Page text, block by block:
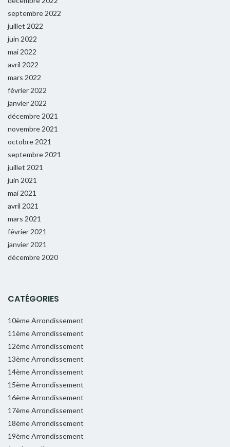
septembre 2022
juillet 2022
juin 2022
mai 2022
avril 2022
mars 2022
février 2022
janvier 2022
décembre 2021
novembre 2021
octobre 2021
septembre 2021
juillet 2021
juin 2021
mai 2021
avril 2021
mars 2021
février 2021
janvier 2021
décembre 2020
CATÉGORIES
10ème Arrondissement
11ème Arrondissement
12ème Arrondissement
13ème Arrondissement
14ème Arrondissement
15ème Arrondissement
16ème Arrondissement
17ème Arrondissement
18ème Arrondissement
19ème Arrondissement